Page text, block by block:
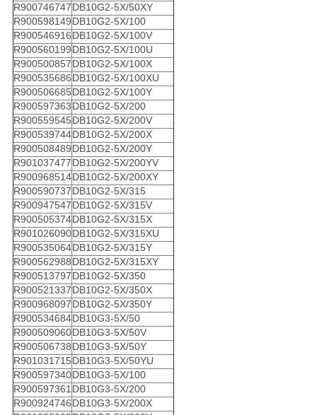
R900746747DB10G2-5X/50XY
R900598149DB10G2-5X/100
R900546916DB10G2-5X/100V
R900560199DB10G2-5X/100U
R900500857DB10G2-5X/100X
R900535686DB10G2-5X/100XU
R900506685DB10G2-5X/100Y
R900597363DB10G2-5X/200
R900559545DB10G2-5X/200V
R900539744DB10G2-5X/200X
R900508489DB10G2-5X/200Y
R901037477DB10G2-5X/200YV
R900968514DB10G2-5X/200XY
R900590737DB10G2-5X/315
R900947547DB10G2-5X/315V
R900505374DB10G2-5X/315X
R901026090DB10G2-5X/315XU
R900535064DB10G2-5X/315Y
R900562988DB10G2-5X/315XY
R900513797DB10G2-5X/350
R900521337DB10G2-5X/350X
R900968097DB10G2-5X/350Y
R900534684DB10G3-5X/50
R900509060DB10G3-5X/50V
R900506738DB10G3-5X/50Y
R901031715DB10G3-5X/50YU
R900597340DB10G3-5X/100
R900597361DB10G3-5X/200
R900924746DB10G3-5X/200X